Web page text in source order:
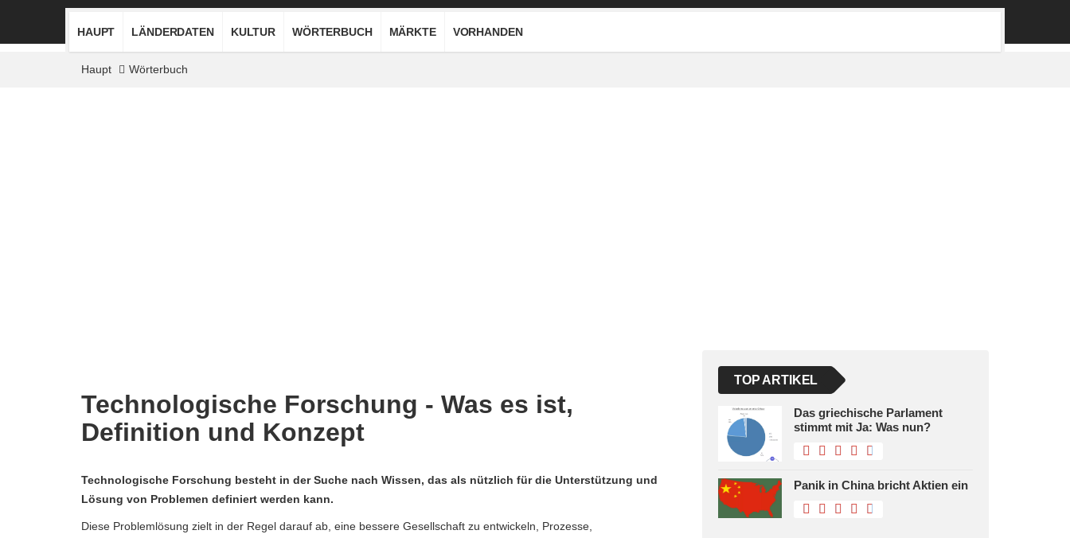
HAUPT LÄNDERDATEN KULTUR WÖRTERBUCH MÄRKTE VORHANDEN
Haupt Wörterbuch
Technologische Forschung - Was es ist,
Definition und Konzept
Technologische Forschung besteht in der Suche nach Wissen, das als nützlich für die Unterstützung und
Lösung von Problemen definiert werden kann.
Diese Problemlösung zielt in der Regel darauf ab, eine bessere Gesellschaft zu entwickeln, Prozesse,
TOP ARTIKEL
Das griechische Parlament
stimmt mit Ja: Was nun?
Panik in China bricht Aktien ein